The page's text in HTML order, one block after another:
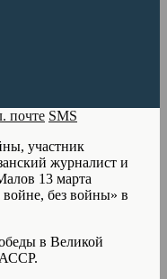
почте SMS
участник
журналист и
13 марта
без войны» в
в Великой